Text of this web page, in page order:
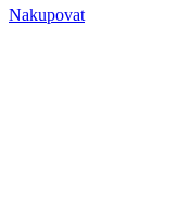
Nakupovat